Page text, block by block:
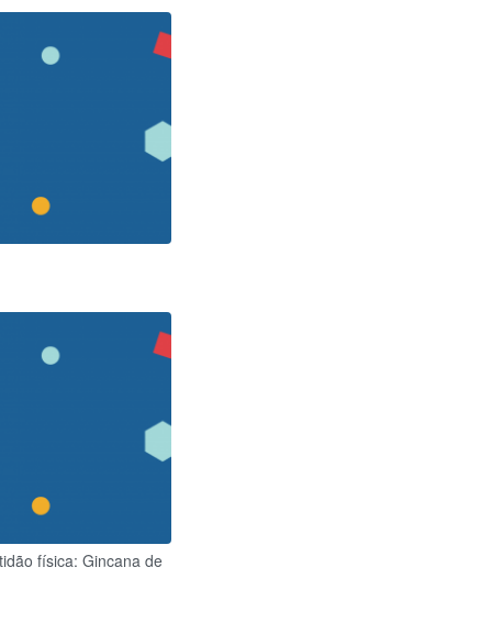
física: Gincana de